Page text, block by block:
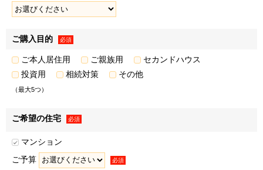
得した閲覧履歴やサービス利用履歴等の情報を分析し、お客
※3
• クーポン・サービス利用時の割引等の特典の提供
※1・※2・※3弊社または弊社のグループ各社が取得した
取引履歴等の情報を分析し、お客様の属性・興味関心等を推
話、封書葉書等、メールマガジン、またはダイレクトメール
食･住･遊･働に関わる、商品・サービスの開発・改善、ならび
ご購入目的 必須
ご本人居住用 ご親族用
セカンドハウス
投資用
相続対策 その他
（最大5つ）
ご希望の住宅 必須
マンション
ご予算
必須